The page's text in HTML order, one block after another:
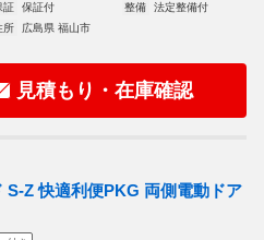
証
保証付 整備
法定整備付
所
広島県 福山市
見積もり・在庫確認
S-Z 快適利便PKG 両側電動ドア